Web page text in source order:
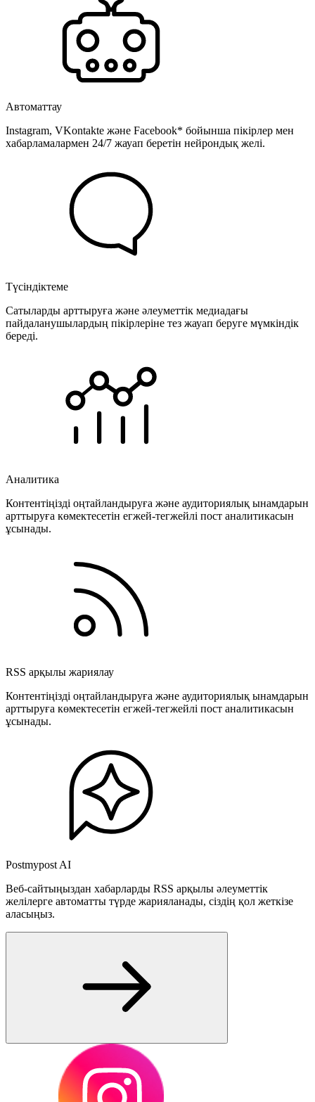
Автоматтау
Instagram, VKontakte және Facebook* бойынша пікірлер мен
хабарламалармен 24/7 жауап беретін нейрондық желі.
Түсіндіктеме
Сатыларды арттыруға және әлеуметтік медиадағы
пайдаланушылардың пікірлеріне тез жауап беруге мүмкіндік
береді.
Аналитика
Контентіңізді оңтайландыруға және аудиториялық ынамдарын
арттыруға көмектесетін егжей-тегжейлі пост аналитикасын
ұсынады.
RSS арқылы жариялау
Контентіңізді оңтайландыруға және аудиториялық ынамдарын
арттыруға көмектесетін егжей-тегжейлі пост аналитикасын
ұсынады.
Postmypost AI
Веб-сайтыңыздан хабарларды RSS арқылы әлеуметтік
желілерге автоматты түрде жарияланады, сіздің қол жеткізе
аласыңыз.